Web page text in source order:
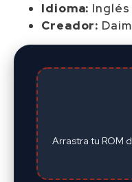
Idioma: Inglés
Creador:
Arrastra tu ROM